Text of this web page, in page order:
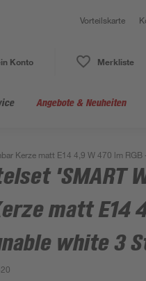
Vorteilskarte
Konto Merkliste
Angebote & Neuheiten
Kerze matt E14 4,9 W 470 lm
'SMART
matt E14
white 3